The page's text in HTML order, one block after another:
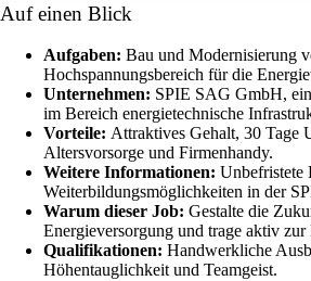
Auf einen Blick
Aufgaben: Bau und Modernisierung
Hochspannungsbereich für die
Unternehmen: SPIE SAG GmbH,
im Bereich energietechnische
Vorteile: Attraktives Gehalt, 30 Tage
Altersvorsorge und Firmenhandy.
Weitere Informationen: Unbefristete
Weiterbildungsmöglichkeiten in der
Warum dieser Job: Gestalte die
Energieversorgung und trage aktiv
Qualifikationen: Handwerkliche
Höhentauglichkeit und Teamgeist.